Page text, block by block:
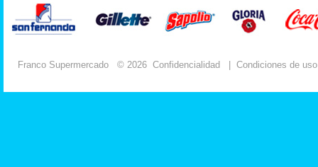
Franco Supermercado © 2026 Confidencialidad Condiciones de uso